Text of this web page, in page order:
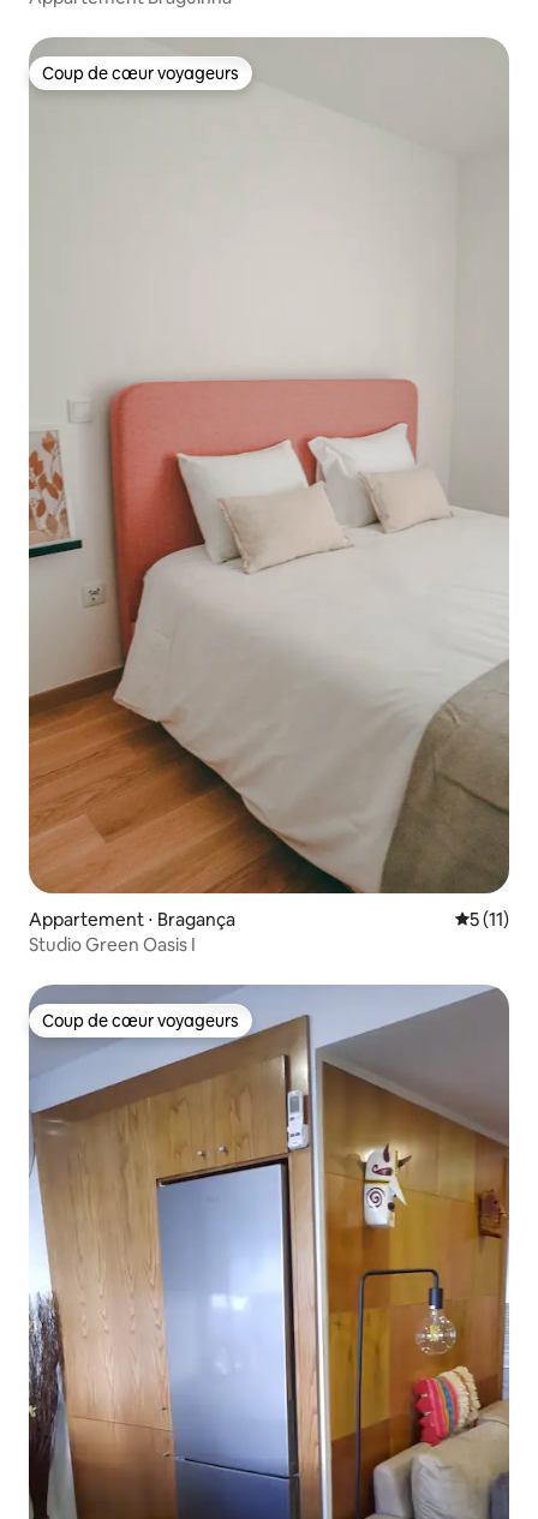
Coup de cœur voyageurs
Coup de cœur voyageurs
Appartement ⋅ Bragança
5 (11)
Studio Green Oasis I
Coup de cœur voyageurs
Coup de cœur voyageurs